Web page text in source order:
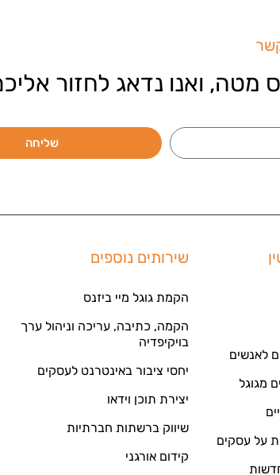
מטה, ואנו נדאג לחזור
שליחה
לאנשים
מגוגל
על עסקים
שירותים נוספים
הקמת גוגל מיי ביזנס
הקמה, כתיבה, עריכה וניהול ערך
בויקיפדיה
יחסי ציבור באינטרנט לעסקים
יצירת תוכן וידאו
שיווק ברשתות חברתיות
קידום אורגני